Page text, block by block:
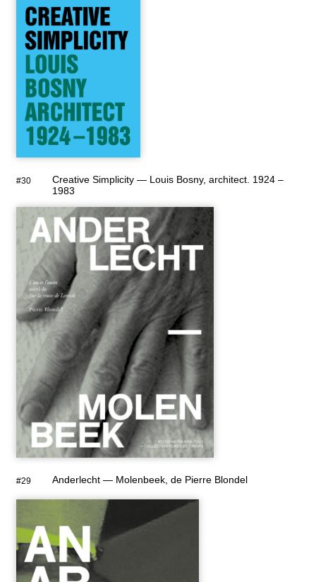
#30
Creative Simplicity — Louis Bosny, architect. 1924 –
1983
#29 Anderlecht — Molenbeek, de Pierre Blondel